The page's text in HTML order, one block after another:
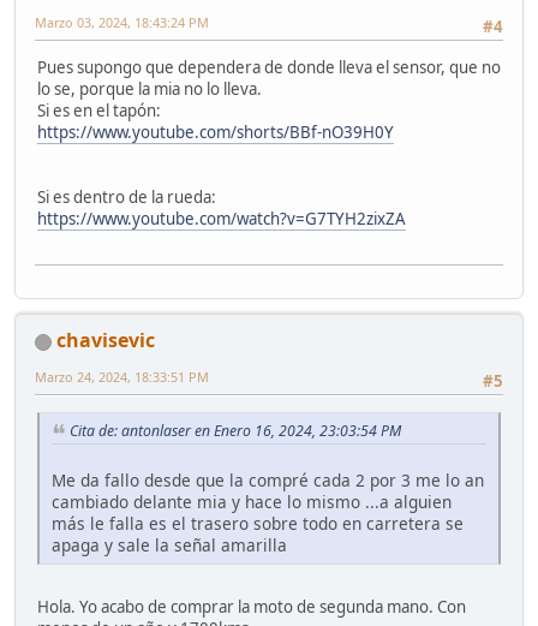
#4
Marzo 03, 2024, 18:43:24 PM
Pues supongo que dependera de donde lleva el sensor, que no
lo se, porque la mia no lo lleva.
Si es en el tapón:
https://www.youtube.com/shorts/BBf-nO39H0Y
Si es dentro de la rueda:
https://www.youtube.com/watch?v=G7TYH2zixZA
chavisevic
#5
Marzo 24, 2024, 18:33:51 PM
Cita de: antonlaser en Enero 16, 2024, 23:03:54 PM
Me da fallo desde que la compré cada 2 por 3 me lo an
cambiado delante mia y hace lo mismo ...a alguien
más le falla es el trasero sobre todo en carretera se
apaga y sale la señal amarilla
Hola. Yo acabo de comprar la moto de segunda mano. Con